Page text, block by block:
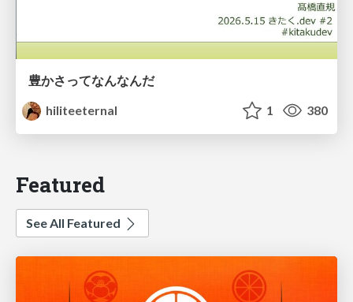
豊かさってなんなんだ
hiliteeternal
1 380
Featured
See All Featured